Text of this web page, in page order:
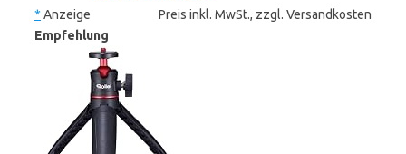
* Anzeige
Preis inkl. MwSt., zzgl. Versandkosten
Empfehlung